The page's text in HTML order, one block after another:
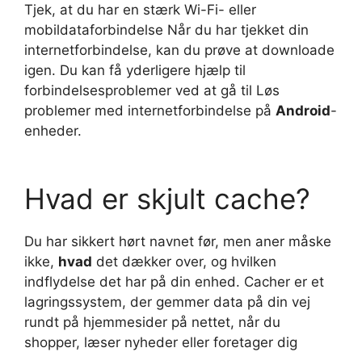
Tjek, at du har en stærk Wi-Fi- eller
mobildataforbindelse Når du har tjekket din
internetforbindelse, kan du prøve at downloade
igen. Du kan få yderligere hjælp til
forbindelsesproblemer ved at gå til Løs
problemer med internetforbindelse på Android-
enheder.
Hvad er skjult cache?
Du har sikkert hørt navnet før, men aner måske
ikke, hvad det dækker over, og hvilken
indflydelse det har på din enhed. Cacher er et
lagringssystem, der gemmer data på din vej
rundt på hjemmesider på nettet, når du
shopper, læser nyheder eller foretager dig